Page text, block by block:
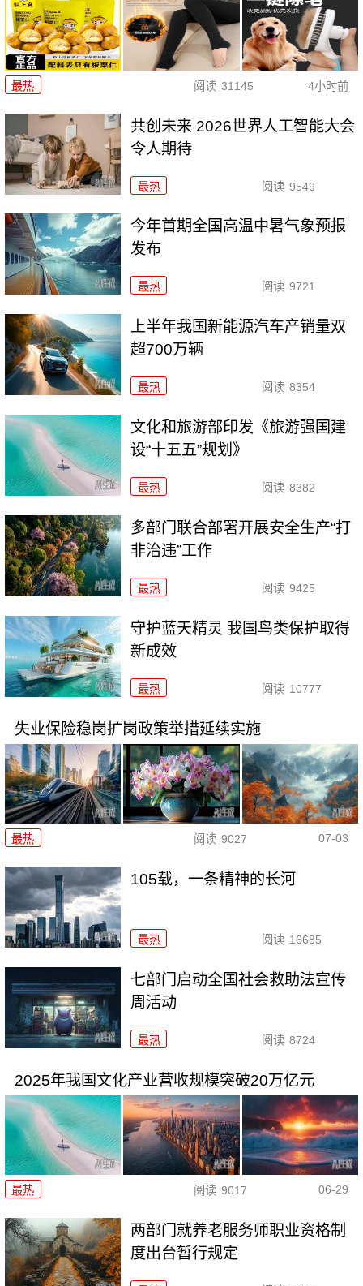
最热 阅读 31145 4小时前
共创未来 2026世界人工智能大会
令人期待
最热 阅读 9549
今年首期全国高温中暑气象预报
发布
最热 阅读 9721
上半年我国新能源汽车产销量双
超700万辆
最热 阅读 8354
文化和旅游部印发《旅游强国建
设“十五五”规划》
最热 阅读 8382
多部门联合部署开展安全生产“打
非治违”工作
最热 阅读 9425
守护蓝天精灵 我国鸟类保护取得
新成效
最热 阅读 10777
失业保险稳岗扩岗政策举措延续实施
最热 阅读 9027 07-03
105载，一条精神的长河
最热 阅读 16685
七部门启动全国社会救助法宣传
周活动
最热 阅读 8724
2025年我国文化产业营收规模突破20万亿元
最热 阅读 9017 06-29
两部门就养老服务师职业资格制
度出台暂行规定